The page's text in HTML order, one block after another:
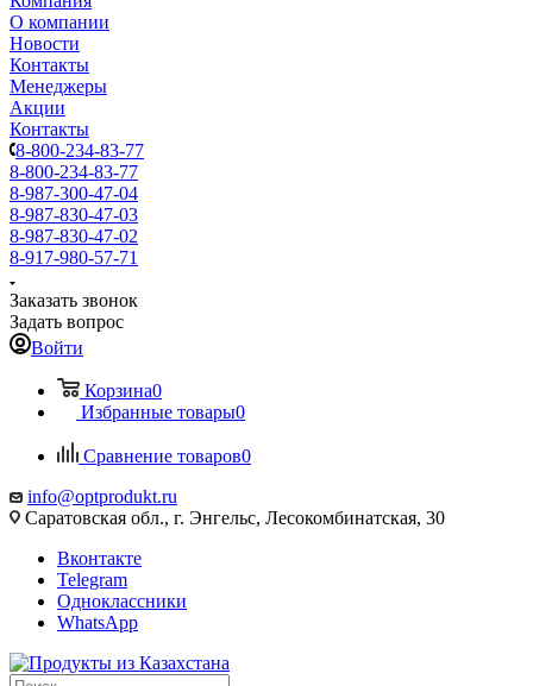
О компании
Новости
Контакты
Менеджеры
Акции
Контакты
8-800-234-83-77
8-800-234-83-77
8-987-300-47-04
8-987-830-47-03
8-987-830-47-02
8-917-980-57-71
Заказать звонок
Задать вопрос
Войти
Корзина0
Избранные товары0
Сравнение товаров0
info@optprodukt.ru
Саратовская обл., г. Энгельс, Лесокомбинатская, 30
Вконтакте
Telegram
Одноклассники
WhatsApp